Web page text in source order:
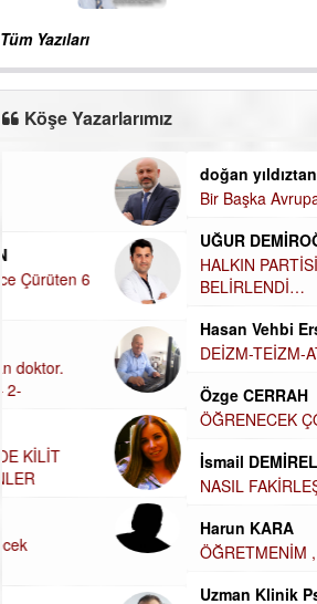
Tüm Yazıları
Köşe Yazarlarımız
doğan yıldıztan
Bir Başka Avrupa!
UĞUR DEMİROĞLU
HALKIN PARTİSİNDE YENİ
YÖNETİM BELİRLENDİ…
Hasan Vehbi Ersoy
DEİZM-TEİZM-ATEİZM-PANTEİZM’E BAKIŞ
ÖĞRENECEK ÇOK ŞEY VAR...
İsmail DEMİREL
NASIL FAKİRLEŞTİK?
Harun KARA